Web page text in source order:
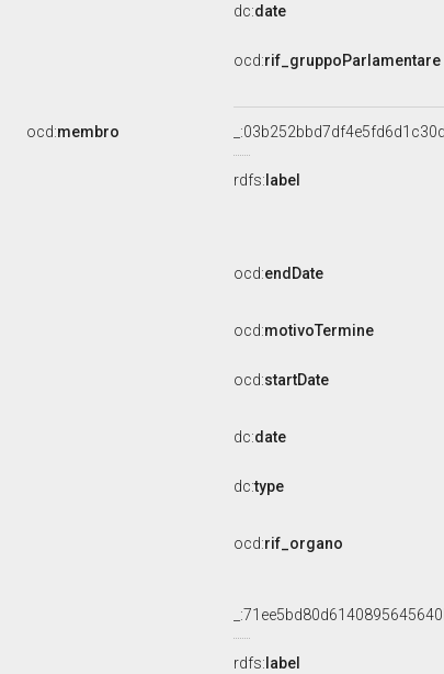
dc:date
ocd:rif_gruppoParlamentare
ocd:membro
rdfs: label
ocd:endDate
ocd:motivoTermine
ocd:startDate
dc:date
dc:type
ocd:rif_organo
rdfs: label